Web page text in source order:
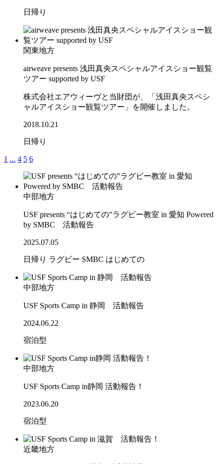
日帰り
関東地方
airweave presents 浅田真央スペシャルアイスショー観覧
ツアー supported by USF
株式会社エアウィーヴと当財団が、「浅田真央スペシ
ャルアイスショー観覧ツアー」を開催しました。
2018.10.21
日帰り
1 ... 4 5 6
中部地方
USF presents “はじめての”ラグビー教室 in 愛知 Powered
by SMBC 活動報告
2025.07.05
日帰り ラグビー SMBC はじめての
中部地方
USF Sports Camp in 静岡 活動報告
2024.06.22
宿泊型
中部地方
USF Sports Camp in静岡 活動報告！
2023.06.20
宿泊型
近畿地方